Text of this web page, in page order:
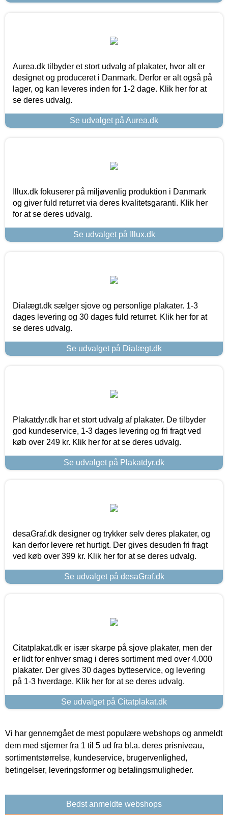
Aurea.dk tilbyder et stort udvalg af plakater, hvor alt er
designet og produceret i Danmark. Derfor er alt også på
lager, og kan leveres inden for 1-2 dage. Klik her for at
se deres udvalg.
Se udvalget på Aurea.dk
Illux.dk fokuserer på miljøvenlig produktion i Danmark
og giver fuld returret via deres kvalitetsgaranti. Klik her
for at se deres udvalg.
Se udvalget på Illux.dk
Dialægt.dk sælger sjove og personlige plakater. 1-3
dages levering og 30 dages fuld returret. Klik her for at
se deres udvalg.
Se udvalget på Dialægt.dk
Plakatdyr.dk har et stort udvalg af plakater. De tilbyder
god kundeservice, 1-3 dages levering og fri fragt ved
køb over 249 kr. Klik her for at se deres udvalg.
Se udvalget på Plakatdyr.dk
desaGraf.dk designer og trykker selv deres plakater, og
kan derfor levere ret hurtigt. Der gives desuden fri fragt
ved køb over 399 kr. Klik her for at se deres udvalg.
Se udvalget på desaGraf.dk
Citatplakat.dk er især skarpe på sjove plakater, men der
er lidt for enhver smag i deres sortiment med over 4.000
plakater. Der gives 30 dages bytteservice, og levering
på 1-3 hverdage. Klik her for at se deres udvalg.
Se udvalget på Citatplakat.dk
Vi har gennemgået de mest populære webshops og anmeldt
dem med stjerner fra 1 til 5 ud fra bl.a. deres prisniveau,
sortimentstørrelse, kundeservice, brugervenlighed,
betingelser, leveringsformer og betalingsmuligheder.
Bedst anmeldte webshops